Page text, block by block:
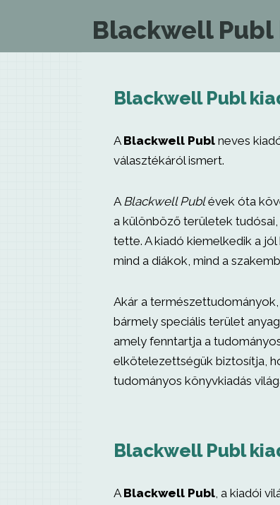
Blackwell
Blackwell Publ
A Blackwell Publ neves
választékáról ismert.
A Blackwell Publévek óta
a különböző területek
tette. A kiadó kiemelkedik a
mind a diákok, mind a
Akár a
bármely speciális terület
amely fenntartja a
elkötelezettségük biztosítja,
tudományos könyvkiadás
Blackwell Publ
A Blackwell Publ, a kiadói